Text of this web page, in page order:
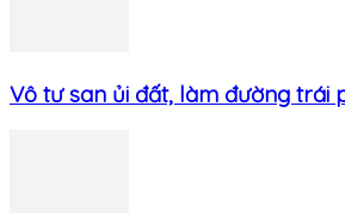
Vô tư san ủi đất, làm đường trái